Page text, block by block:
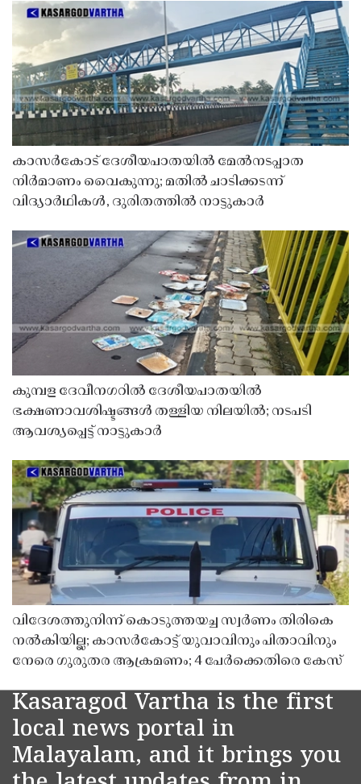
കാസർകോട് ദേശീയപാതയിൽ മേൽനടപ്പാത
നിർമാണം വൈകുന്നു; മതിൽ ചാടിക്കടന്ന്
വിദ്യാർഥികൾ, ദുരിതത്തിൽ നാട്ടുകാർ
കുമ്പള ദേവീനഗറിൽ ദേശീയപാതയിൽ
ഭക്ഷണാവശിഷ്ടങ്ങൾ തള്ളിയ നിലയിൽ; നടപടി
ആവശ്യപ്പെട്ട് നാട്ടുകാർ
വിദേശത്തുനിന്ന് കൊടുത്തയച്ച സ്വർണം തിരികെ
നൽകിയില്ല; കാസർകോട്ട് യുവാവിനും പിതാവിനും
നേരെ ഗുരുതര ആക്രമണം; 4 പേർക്കെതിരെ കേസ്
Kasaragod Vartha is the first
local news portal in
Malayalam, and it brings you